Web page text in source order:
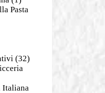
Pasta
(32)
Italiana